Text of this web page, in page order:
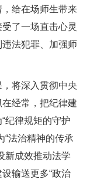
给在场师生带来
了一场直击心灵
法犯罪、加强师
将深入贯彻中央
经常，把纪律建
纪律规矩的守护
“法治精神的传承
新成效推动法学
输送更多“政治